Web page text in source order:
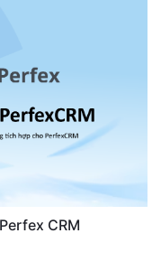
CRM